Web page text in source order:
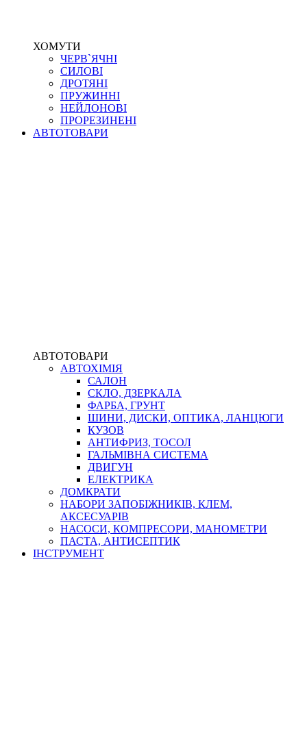
ХОМУТИ
ЧЕРВ`ЯЧНІ
СИЛОВІ
ДРОТЯНІ
ПРУЖИННІ
НЕЙЛОНОВІ
ПРОРЕЗИНЕНІ
АВТОТОВАРИ
АВТОТОВАРИ
АВТОХІМІЯ
САЛОН
СКЛО, ДЗЕРКАЛА
ФАРБА, ГРУНТ
ШИНИ, ДИСКИ, ОПТИКА, ЛАНЦЮГИ
КУЗОВ
АНТИФРИЗ, ТОСОЛ
ГАЛЬМІВНА СИСТЕМА
ДВИГУН
ЕЛЕКТРИКА
ДОМКРАТИ
НАБОРИ ЗАПОБІЖНИКІВ, КЛЕМ,
АКСЕСУАРІВ
НАСОСИ, КОМПРЕСОРИ, МАНОМЕТРИ
ПАСТА, АНТИСЕПТИК
ІНСТРУМЕНТ